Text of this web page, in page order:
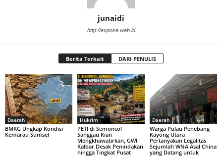
junaidi
http://expose.web.id
Berita Terkait DARI PENULIS
Daerah
BMKG Ungkap Kondisi
Kemarau Sumsel
Hukrim
PETI di Semoncol
Sanggau Kian
Mengkhawatirkan, GWI
Kalbar Desak Penindakan
hingga Tingkat Pusat
Daerah
Warga Pulau Penebang
Kayong Utara
Pertanyakan Legalitas
Sejumlah WNA Asal China
yang Datang untuk